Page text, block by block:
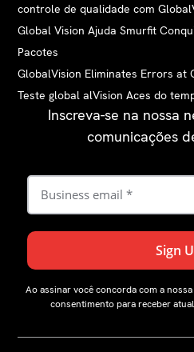
controle de qualidade com
Global Vision Ajuda Smurfit
Pacotes
GlobalVision Eliminates Errors at
Teste global alVision Aces do
Inscreva-se na nossa
comunicações
Ao assinar você concorda com a nossa
consentimento para receber